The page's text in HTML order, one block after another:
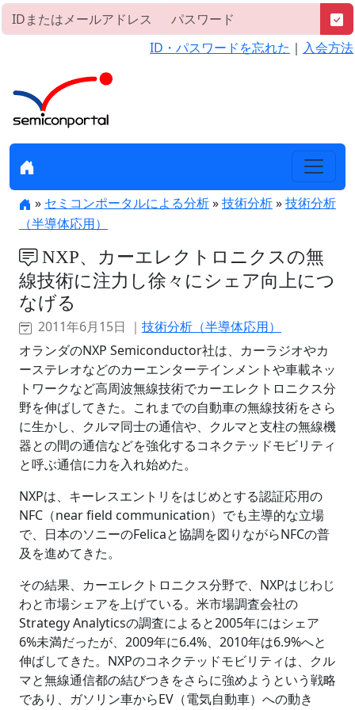
ID・パスワードを忘れた ｜ 入会方法
» セミコンポータルによる分析»技術分析»技術分析
（半導体応用）
NXP、カーエレクトロニクスの無
線技術に注力し徐々にシェア向上につ
なげる
2011年6月15日 ｜ 技術分析（半導体応用）
オランダのNXP Semiconductor社は、カーラジオやカ
ーステレオなどのカーエンターテインメントや車載ネッ
トワークなど高周波無線技術でカーエレクトロニクス分
野を伸ばしてきた。これまでの自動車の無線技術をさら
に生かし、クルマ同士の通信や、クルマと支柱の無線機
器との間の通信などを強化するコネクテッドモビリティ
と呼ぶ通信に力を入れ始めた。
NXPは、キーレスエントリをはじめとする認証応用の
NFC（near field communication）でも主導的な立場
で、日本のソニーのFelicaと協調を図りながらNFCの普
及を進めてきた。
その結果、カーエレクトロニクス分野で、NXPはじわじ
わと市場シェアを上げている。米市場調査会社の
Strategy Analyticsの調査によると2005年にはシェア
6%未満だったが、2009年に6.4%、2010年は6.9%へと
伸ばしてきた。NXPのコネクテッドモビリティは、クル
マと無線通信都の結びつきをさらに強めようという戦略
であり、ガソリン車からEV（電気自動車）への動き